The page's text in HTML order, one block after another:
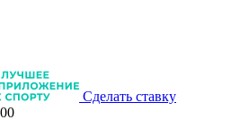
Сделать ставку